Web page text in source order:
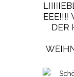
EEE!!!!
DER